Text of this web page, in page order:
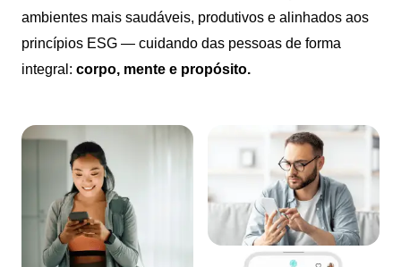
ambientes mais saudáveis, produtivos e alinhados aos
princípios ESG — cuidando das pessoas de forma
integral: corpo, mente e propósito.